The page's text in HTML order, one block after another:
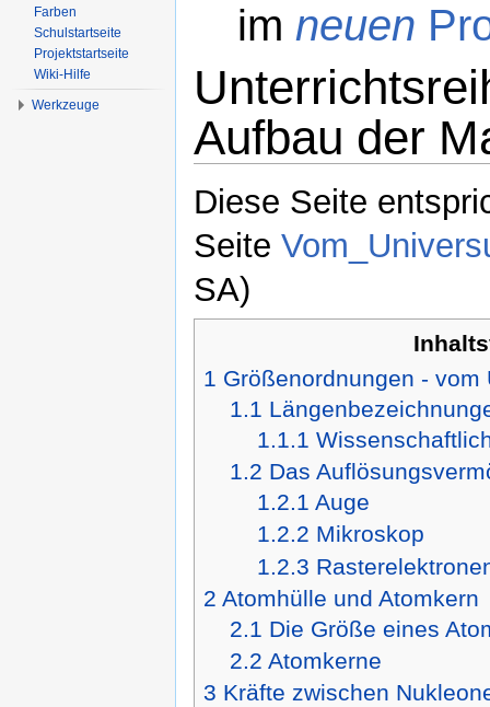
im neuen
Aufbau der
Diese Seite
Seite
SA)
1 Größenordnungen -
1.1
1.1.1
1.2 Das
1.2.1 Auge
1.2.2 Mikroskop
1.2.3
2 Atomhülle und Atomkern
2.1 Die Größe eines
2.2 Atomkerne
3 Kräfte zwischen
Farben
Schulstartseite
Projektstartseite
Wiki-Hilfe
Werkzeuge